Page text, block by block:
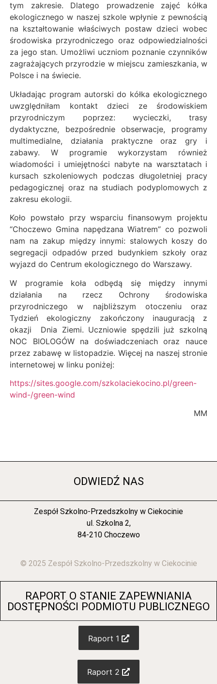
tym zakresie. Dlatego prowadzenie zajęć kółka
ekologicznego w naszej szkole wpłynie z pewnością
na kształtowanie właściwych postaw dzieci wobec
środowiska przyrodniczego oraz odpowiedzialności
za jego stan. Umożliwi uczniom poznanie czynników
zagrażających przyrodzie w miejscu zamieszkania, w
Polsce i na świecie.
Układając program autorski do kółka ekologicznego
uwzględniłam kontakt dzieci ze środowiskiem
przyrodniczym poprzez: wycieczki, trasy
dydaktyczne, bezpośrednie obserwacje, programy
multimedialne, działania praktyczne oraz gry i
zabawy. W programie wykorzystam również
wiadomości i umiejętności nabyte na warsztatach i
kursach szkoleniowych podczas długoletniej pracy
pedagogicznej oraz na studiach podyplomowych z
zakresu ekologii.
Koło powstało przy wsparciu finansowym projektu
“Choczewo Gmina napędzana Wiatrem” co pozwoli
nam na zakup między innymi: stalowych koszy do
segregacji odpadów przed budynkiem szkoły oraz
wyjazd do Centrum ekologicznego do Warszawy.
W programie koła odbędą się między innymi
działania na rzecz Ochrony środowiska
przyrodniczego w najbliższym otoczeniu oraz
Tydzień ekologiczny zakończony inauguracją z
okazji Dnia Ziemi. Uczniowie spędzili już szkolną
NOC BIOLOGÓW na doświadczeniach oraz nauce
przez zabawę w listopadzie. Więcej na naszej stronie
internetowej w linku poniżej:
https://sites.google.com/szkolaciekocino.pl/green-
wind-/green-wind
MM
ODWIEDŹ NAS
Zespół Szkolno-Przedszkolny w Ciekocinie
ul. Szkolna 2,
84-210 Choczewo
© 2025 Zespół Szkolno-Przedszkolny w Ciekocinie
RAPORT O STANIE ZAPEWNIANIA
DOSTĘPNOŚCI PODMIOTU PUBLICZNEGO
Raport 1
Raport 2